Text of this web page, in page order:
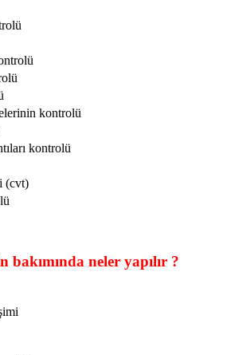
kontrolü
kontrolü
(cvt)
neler yapılır ?